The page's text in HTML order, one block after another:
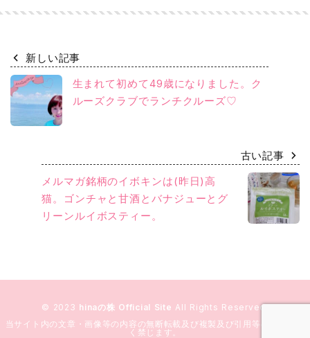
新しい記事
生まれて初めて49歳になりました。ク
ルーズクラブでランチクルーズ♡
古い記事
メルマガ銘柄のイボキンは(昨日)高
猫。ゴンチャと甘酒とバナジューとグ
リーンルイボスティー。
© 2023 hinaの株 Official Site All Rights Reserved.
当サイト内の文章・画像等の内容の無断転載及び複製及び引用等の行為を固
く禁じます。